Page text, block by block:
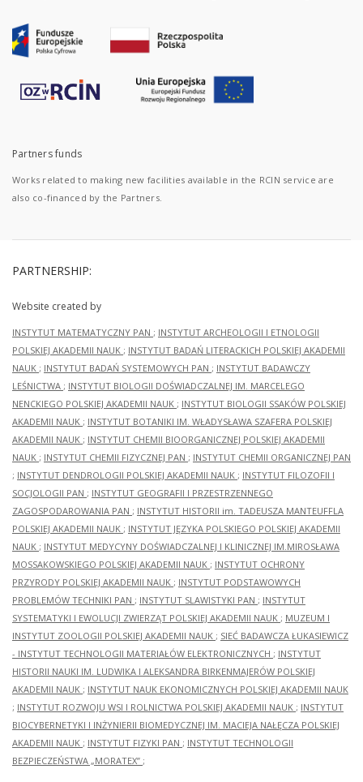
Partners funds
Works related to making new facilities available in the RCIN service are
also co-financed by the Partners.
PARTNERSHIP:
Website created by
INSTYTUT MATEMATYCZNY PAN ; INSTYTUT ARCHEOLOGII I ETNOLOGII
POLSKIEJ AKADEMII NAUK ; INSTYTUT BADAŃ LITERACKICH POLSKIEJ AKADEMII
NAUK ; INSTYTUT BADAŃ SYSTEMOWYCH PAN ; INSTYTUT BADAWCZY
LEŚNICTWA ; INSTYTUT BIOLOGII DOŚWIADCZALNEJ IM. MARCELEGO
NENCKIEGO POLSKIEJ AKADEMII NAUK ; INSTYTUT BIOLOGII SSAKÓW POLSKIEJ
AKADEMII NAUK ; INSTYTUT BOTANIKI IM. WŁADYSŁAWA SZAFERA POLSKIEJ
AKADEMII NAUK ; INSTYTUT CHEMII BIOORGANICZNEJ POLSKIEJ AKADEMII
NAUK ; INSTYTUT CHEMII FIZYCZNEJ PAN ; INSTYTUT CHEMII ORGANICZNEJ PAN
; INSTYTUT DENDROLOGII POLSKIEJ AKADEMII NAUK ; INSTYTUT FILOZOFII I
SOCJOLOGII PAN ; INSTYTUT GEOGRAFII I PRZESTRZENNEGO
ZAGOSPODAROWANIA PAN ; INSTYTUT HISTORII im. TADEUSZA MANTEUFFLA
POLSKIEJ AKADEMII NAUK ; INSTYTUT JĘZYKA POLSKIEGO POLSKIEJ AKADEMII
NAUK ; INSTYTUT MEDYCYNY DOŚWIADCZALNEJ I KLINICZNEJ IM.MIROSŁAWA
MOSSAKOWSKIEGO POLSKIEJ AKADEMII NAUK ; INSTYTUT OCHRONY
PRZYRODY POLSKIEJ AKADEMII NAUK ; INSTYTUT PODSTAWOWYCH
PROBLEMÓW TECHNIKI PAN ; INSTYTUT SLAWISTYKI PAN ; INSTYTUT
SYSTEMATYKI I EWOLUCJI ZWIERZĄT POLSKIEJ AKADEMII NAUK ; MUZEUM I
INSTYTUT ZOOLOGII POLSKIEJ AKADEMII NAUK ; SIEĆ BADAWCZA ŁUKASIEWICZ
- INSTYTUT TECHNOLOGII MATERIAŁÓW ELEKTRONICZNYCH ; INSTYTUT
HISTORII NAUKI IM. LUDWIKA I ALEKSANDRA BIRKENMAJERÓW POLSKIEJ
AKADEMII NAUK ; INSTYTUT NAUK EKONOMICZNYCH POLSKIEJ AKADEMII NAUK
; INSTYTUT ROZWOJU WSI I ROLNICTWA POLSKIEJ AKADEMII NAUK ; INSTYTUT
BIOCYBERNETYKI I INŻYNIERII BIOMEDYCZNEJ IM. MACIEJA NAŁĘCZA POLSKIEJ
AKADEMII NAUK ; INSTYTUT FIZYKI PAN ; INSTYTUT TECHNOLOGII
BEZPIECZEŃSTWA „MORATEX” ;